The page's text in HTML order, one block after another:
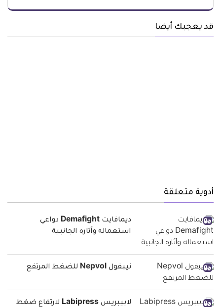
قد يعجبك أيضا
أدوية متعلقة
ديمافايت Demafight دواعي
استعماله وآثاره الجانبية
نيبفول Nepvol للضغط المرتفع
لابيبريس Labipress لارتفاع ضغط